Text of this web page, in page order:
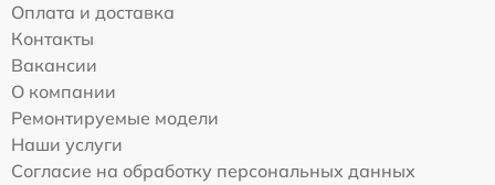
Оплата и доставка
Контакты
Вакансии
О компании
Ремонтируемые модели
Наши услуги
Согласие на обработку персональных данных